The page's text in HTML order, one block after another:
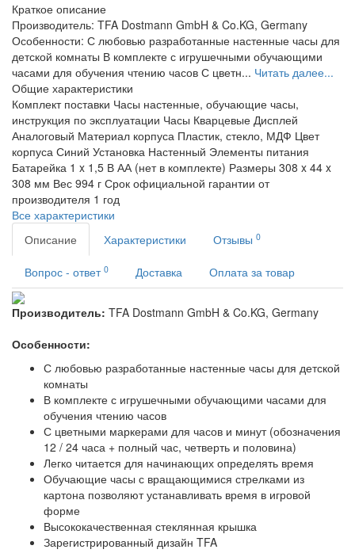
Краткое описание
Производитель: TFA Dostmann GmbH & Co.KG, Germany
Особенности: С любовью разработанные настенные часы для
детской комнаты В комплекте с игрушечными обучающими
часами для обучения чтению часов С цветн... Читать далее...
Общие характеристики
Комплект поставки Часы настенные, обучающие часы,
инструкция по эксплуатации Часы Кварцевые Дисплей
Аналоговый Материал корпуса Пластик, стекло, МДФ Цвет
корпуса Синий Установка Настенный Элементы питания
Батарейка 1 x 1,5 В АА (нет в комплекте) Размеры 308 x 44 x
308 мм Вес 994 г Срок официальной гарантии от
производителя 1 год
Все характеристики
Описание
Характеристики Отзывы 0
Вопрос - ответ 0 Доставка Оплата за товар
Производитель: TFA Dostmann GmbH & Co.KG, Germany
Особенности:
С любовью разработанные настенные часы для детской
комнаты
В комплекте с игрушечными обучающими часами для
обучения чтению часов
С цветными маркерами для часов и минут (обозначения
12 / 24 часа + полный час, четверть и половина)
Легко читается для начинающих определять время
Обучающие часы с вращающимися стрелками из
картона позволяют устанавливать время в игровой
форме
Высококачественная стеклянная крышка
Зарегистрированный дизайн TFA